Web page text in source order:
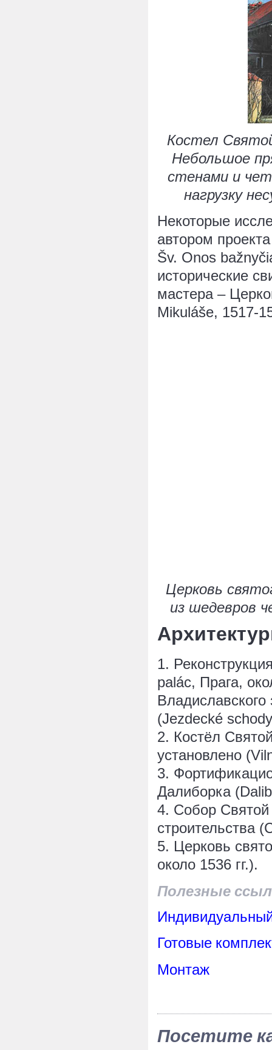
Костел
Небольшое
стенами и
нагрузку
Некоторые
автором
Šv. Onos
исторические
мастера –
Mikuláše, 1517-
Церковь
из шедевров
1.
palác, Прага,
(Jezdecké
2. Костёл
установлено
3.
Далиборка
4. Собор Святой
строительства
5. Церковь
около 1536 гг.).
Полезные
Готовые
Монтаж
Посетите